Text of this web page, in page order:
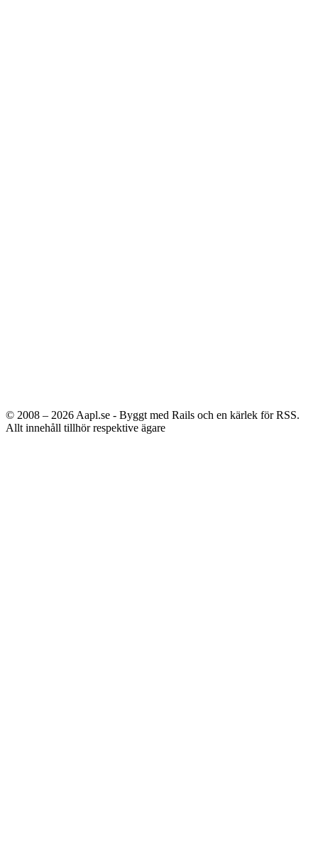
© 2008 – 2026 Aapl.se - Byggt med Rails och en kärlek för RSS.
Allt innehåll tillhör respektive ägare